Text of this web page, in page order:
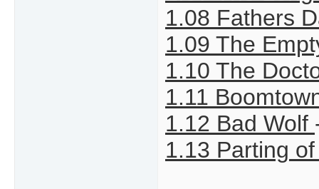
1.08 Fathers
1.09 The
1.10 The
1.11
1.12 Bad Wolf
1.13 Parting